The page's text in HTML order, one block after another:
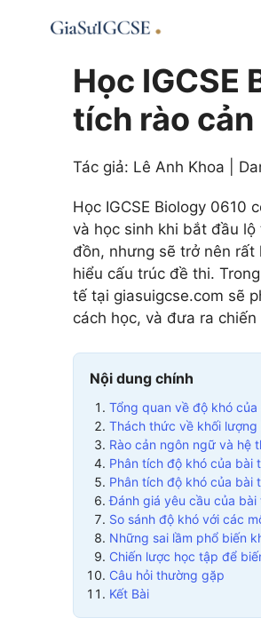
Học IGCSE
tích rào
Tác giả: Lê Anh Khoa |
Học IGCSE Biology 0610
và học sinh khi bắt đầu lộ
đồn, nhưng sẽ trở nên
hiểu cấu trúc đề thi.
tế tại giasuigcse.com sẽ
cách học, và đưa ra
Nội dung chính
Tổng quan về độ khó
Thách thức về khối
Rào cản ngôn ngữ và hệ
Phân tích độ khó của bài
Phân tích độ khó của
Đánh giá yêu cầu của
So sánh độ khó với các
Những sai lầm phổ biến
Chiến lược học tập để
Câu hỏi thường gặp
Kết Bài